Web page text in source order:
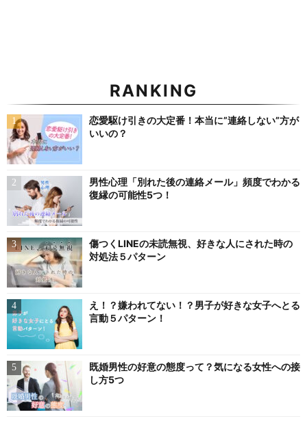
RANKING
恋愛駆け引きの大定番！本当に”連絡しない”方が
いいの？
男性心理「別れた後の連絡メール」頻度でわかる
復縁の可能性5つ！
傷つくLINEの未読無視、好きな人にされた時の
対処法５パターン
え！？嫌われてない！？男子が好きな女子へとる
言動５パターン！
既婚男性の好意の態度って？気になる女性への接
し方5つ